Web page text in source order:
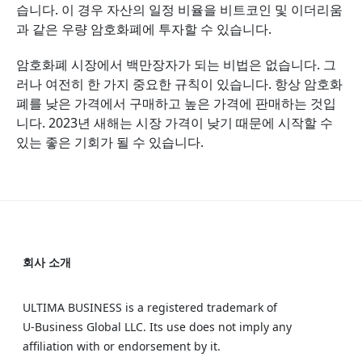
습니다. 이 경우 자산의 일정 비율을 비트코인 ​​및 이더리움
과 같은 우량 암호화폐에 투자할 수 있습니다.
암호화폐 시장에서 백만장자가 되는 비법은 없습니다. 그
러나 여전히 한 가지 중요한 규칙이 있습니다. 항상 암호화
폐를 낮은 가격에서 구매하고 높은 가격에 판매하는 것입
니다. 2023년 새해는 시장 가격이 낮기 때문에 시작할 수
있는 좋은 기회가 될 수 있습니다.
회사 소개
ULTIMA BUSINESS is a registered trademark of
U‑Business Global LLC. Its use does not imply any
affiliation with or endorsement by it.